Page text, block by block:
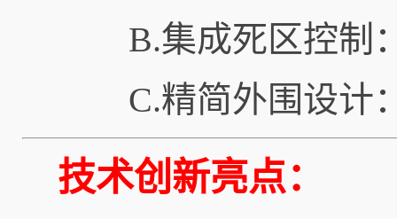
B.集成死区控制
C.精简外围设计
技术创新亮点：